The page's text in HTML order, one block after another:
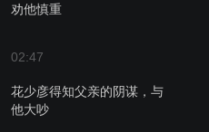
劝他慎重
02:47
花少彦得知父亲的阴谋，与
他大吵